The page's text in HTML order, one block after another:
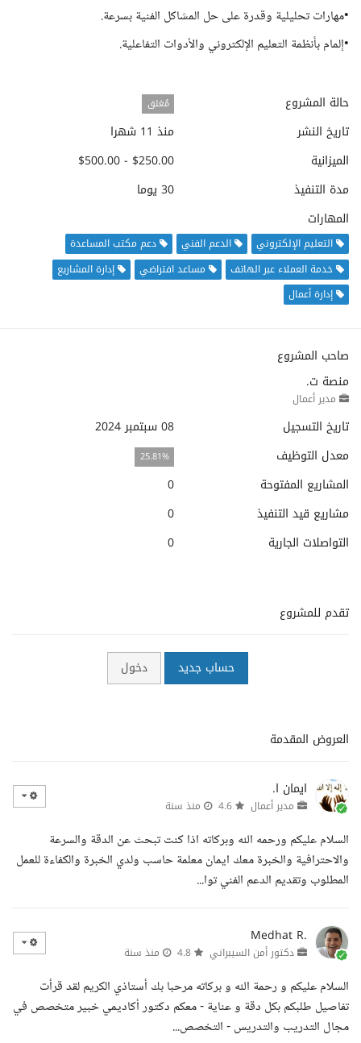
•مهارات تحليلية وقدرة على حل المشاكل الفنية بسرعة.
•إلمام بأنظمة التعليم الإلكتروني والأدوات التفاعلية.
حالة المشروع مُغلق
تاريخ النشر
منذ 11 شهرا
الميزانية
$250.00 - $500.00
مدة التنفيذ
30 يوما
المهارات
التعليم الإلكتروني الدعم الفني
دعم مكتب المساعدة
خدمة العملاء عبر الهاتف
مساعد افتراضي
إدارة المشاريع
إدارة أعمال
صاحب المشروع
منصة ت.
مدير أعمال
تاريخ التسجيل
08 سبتمبر 2024
معدل التوظيف
25.81%
المشاريع المفتوحة
0
مشاريع قيد التنفيذ
0
التواصلات الجارية
0
تقدم للمشروع
حساب جديد دخول
العروض المقدمة
ايمان ا.
مدير أعمال منذ سنة
السلام عليكم ورحمه الله وبركاته اذا كنت تبحث عن الدقة والسرعة
والاحترافية والخبرة معك ايمان معلمة حاسب ولدي الخبرة والكفاءة للعمل
المطلوب وتقديم الدعم الفني توا...
Medhat R.
دكتور أمن السيبراني منذ سنة
السلام عليكم و رحمة الله و بركاته مرحبا بك أستاذي الكريم لقد قرأت
تفاصيل طلبكم بكل دقة و عناية - معكم دكتور أكاديمي خبير متخصص في
مجال التدريب والتدريس - التخصص...